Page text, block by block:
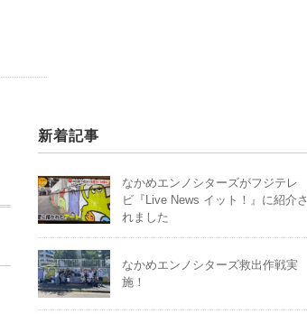
新着記事
なかめエンノシターズがフジテレ
ビ『Live News イット！』に紹介さ
れました
なかめエンノシターズ救出作戦実
施！